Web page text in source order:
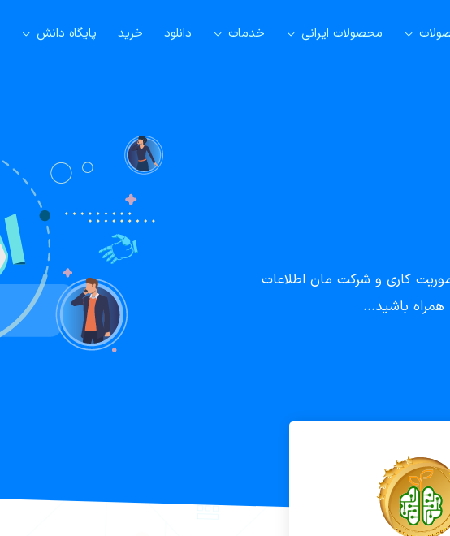
محصولات ایرانی خدمات دانلود خرید پایگاه دانش
کاری و شرکت مان اطلاعات
باشید...